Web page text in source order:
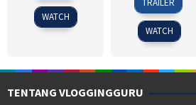
1994
WATCH
Dec
2022
Forster
TRAILER
WATCH
TENTANG VLOGGINGGURU